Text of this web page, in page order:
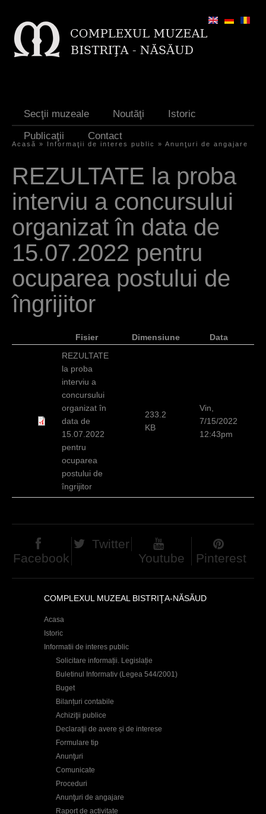
Secţii muzeale Noutăţi
Istoric
Publicaţii
Contact
ş
t
i
a
i
c
i
Acasă » Informaţii de interes public » Anunţuri de angajare
REZULTATE la proba
interviu a concursului
organizat în data de
15.07.2022 pentru
ocuparea postului de
îngrijitor
Fisier Dimensiune
Data
REZULTATE
la proba
interviu a
concursului
organizat în
data de
15.07.2022
pentru
ocuparea
postului de
îngrijitor
233.2
KB
Vin,
7/15/2022
12:43pm
Facebook
Twitter
Youtube
Pinterest
COMPLEXUL MUZEAL BISTRIŢA-NĂSĂUD
Acasa
Istoric
Informatii de interes public
Solicitare informații. Legislație
Buletinul Informativ (Legea 544/2001)
Buget
Bilanțuri contabile
Achiziţii publice
Declaraţii de avere și de interese
Formulare tip
Anunţuri
Comunicate
Proceduri
Anunţuri de angajare
Raport de activitate